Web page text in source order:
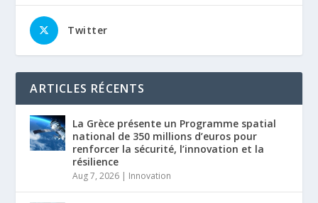
Twitter
ARTICLES RÉCENTS
La Grèce présente un Programme spatial
national de 350 millions d’euros pour
renforcer la sécurité, l’innovation et la
résilience
Aug 7, 2026 | Innovation